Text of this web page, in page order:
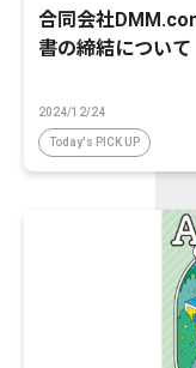
合同会社
書の締結について
2024/12/24
Today's PICK UP